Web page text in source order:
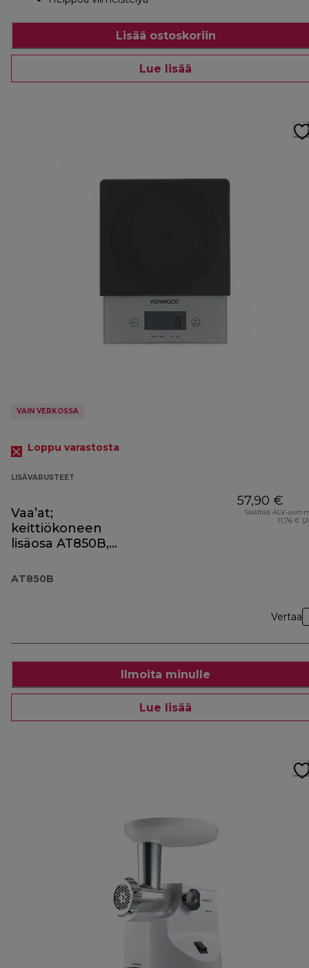
Lisää ostoskoriin
Lue lisää
VAIN VERKOSSA
Loppu varastosta
LISÄVARUSTEET
Vaa’at;
keittiökoneen
lisäosa AT850B,
AT850B
57,90 €
Sisältää ALV-
11,76 €
Vertaa
Ilmoita minulle
Lue lisää